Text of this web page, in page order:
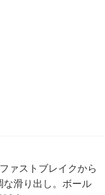
ァストブレイクから
な滑り出し。ボール